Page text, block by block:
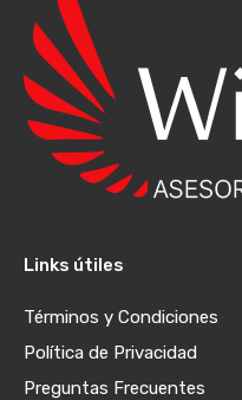
Links útiles
Términos y Condiciones
Política de Privacidad
Preguntas Frecuentes